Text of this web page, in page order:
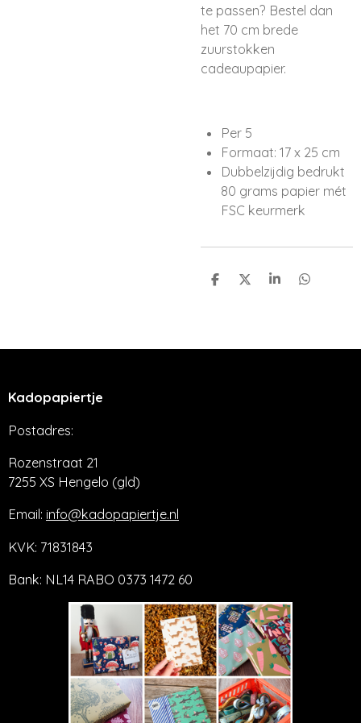
te passen? Bestel dan
het 70 cm brede
zuurstokken
cadeaupapier.
Per 5
Formaat: 17 x 25 cm
Dubbelzijdig bedrukt
80 grams papier mét
FSC keurmerk
D
D
S
D
Kadopapiertje
Postadres:
Rozenstraat 21
7255 XS Hengelo (gld)
Email: info@kadopapiertje.nl
KVK: 71831843
Bank: NL14 RABO 0373 1472 60